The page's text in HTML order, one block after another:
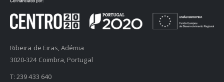
Ribeira de Eiras, Adémia
3020-324 Coimbra, Portugal
T:239 433 640